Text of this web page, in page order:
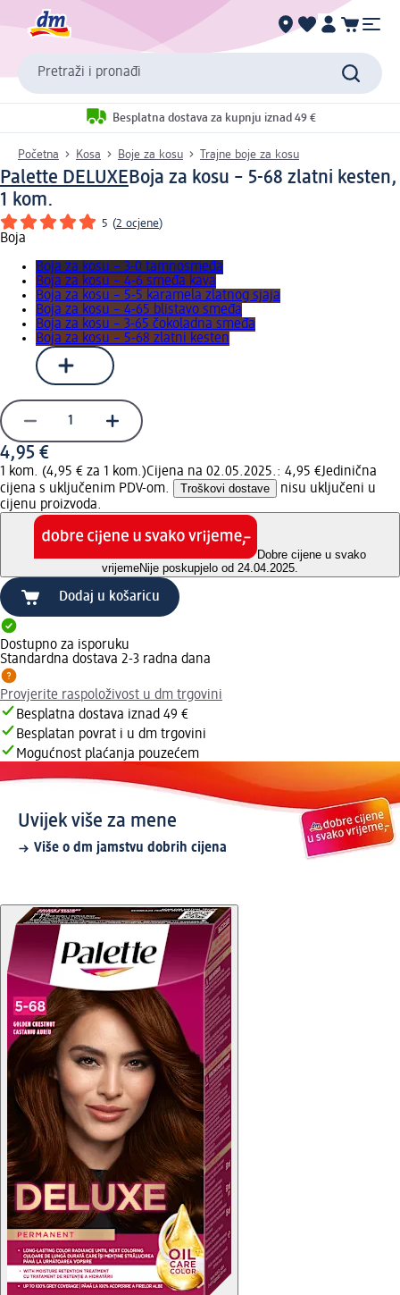
Pretraži i pronađi
Besplatna dostava za kupnju iznad 49 €
Početna Kosa Boje za kosu Trajne boje za kosu
Palette DELUXEBoja za kosu – 5-68 zlatni kesten,
1 kom.
5 (2 ocjene)
Boja
Boja za kosu – 3-0 tamnosmeđa
Boja za kosu – 4-6 smeđa kava
Boja za kosu – 5-5 karamela zlatnog sjaja
Boja za kosu – 4-65 blistavo smeđa
Boja za kosu – 3-65 čokoladna smeđa
Boja za kosu – 5-68 zlatni kesten
4,95 €
1 kom. (4,95 € za 1 kom.)Cijena na 02.05.2025.: 4,95 €Jedinična
cijena s uključenim PDV-om.
Troškovi dostave
nisu uključeni u
cijenu proizvoda.
Dobre cijene u svako
vrijemeNije poskupjelo od 24.04.2025.
Dodaj u košaricu
Dostupno za isporuku
Standardna dostava 2-3 radna dana
Provjerite raspoloživost u dm trgovini
Besplatna dostava iznad 49 €
Besplatan povrat i u dm trgovini
Mogućnost plaćanja pouzećem
Uvijek više za mene
Više o dm jamstvu dobrih cijena